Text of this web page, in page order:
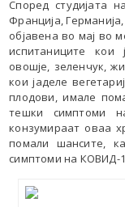
Според студијата
Франција,
објавена во мај во
испитаниците кои
овошје, зеленчук,
кои јаделе
плодови, имале
тешки симптоми
конзумираат оваа
помали шансите,
симптоми на КОВИД-